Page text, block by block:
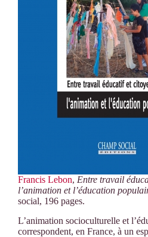
Francis Lebon, Entre travail
l’animation et l’éducation
social, 196 pages.
L’animation socioculturelle et
correspondent, en France, à un